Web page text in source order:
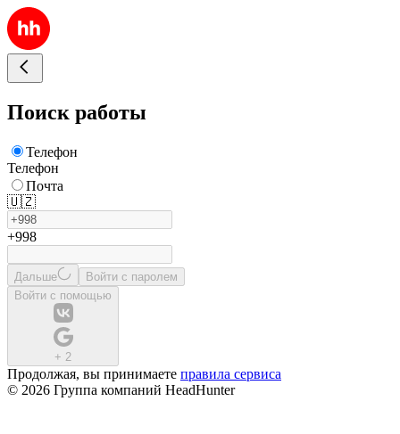
Поиск работы
Телефон
Телефон
Почта
🇺🇿
+998
Дальше
Войти с паролем
Войти с помощью
+ 2
Продолжая, вы принимаете правила сервиса
© 2026 Группа компаний HeadHunter